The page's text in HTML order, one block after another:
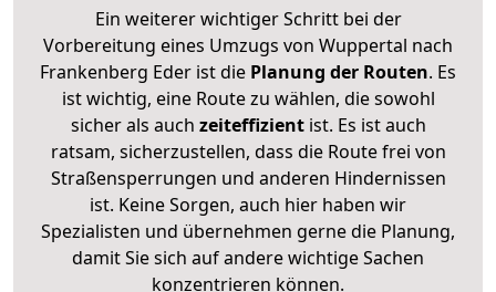
Ein weiterer wichtiger Schritt bei der
Vorbereitung eines Umzugs von Wuppertal nach
Frankenberg Eder ist die Planung der Routen. Es
ist wichtig, eine Route zu wählen, die sowohl
sicher als auch zeiteffizientist. Es ist auch
ratsam, sicherzustellen, dass die Route frei von
Straßensperrungen und anderen Hindernissen
ist. Keine Sorgen, auch hier haben wir
Spezialisten und übernehmen gerne die Planung,
damit Sie sich auf andere wichtige Sachen
konzentrieren können.